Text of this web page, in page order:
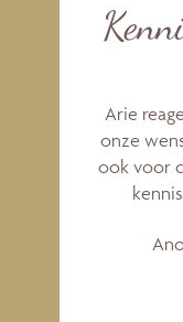
Arie
onze
ook voor